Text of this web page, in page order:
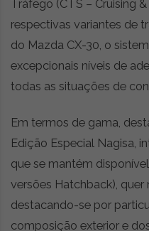
Tráfego (CTS – Cruising
respectivas variantes de
do Mazda CX-30, o
excepcionais níveis de
todas as situações de
Em termos de gama,
Edição Especial Nagisa,
que se mantém
versões Hatchback), quer
destacando-se por
composição exterior e